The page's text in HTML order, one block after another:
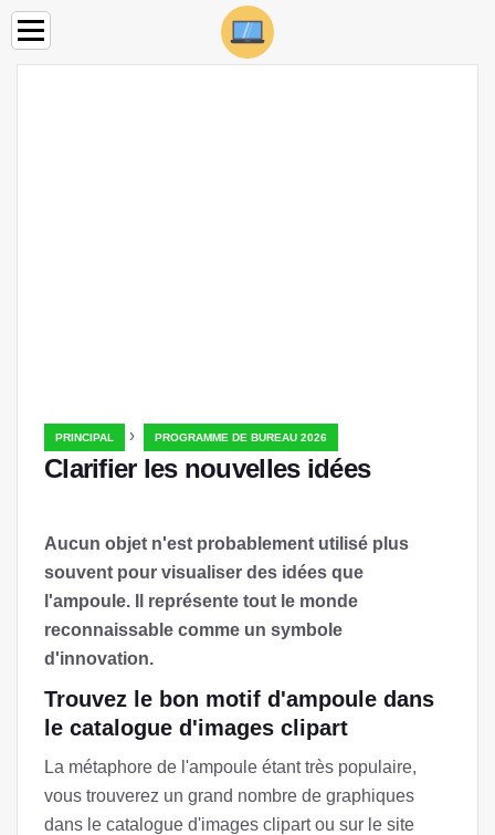
PRINCIPAL › PROGRAMME DE BUREAU 2026
Clarifier les nouvelles idées
Aucun objet n'est probablement utilisé plus
souvent pour visualiser des idées que
l'ampoule. Il représente tout le monde
reconnaissable comme un symbole
d'innovation.
Trouvez le bon motif d'ampoule dans
le catalogue d'images clipart
La métaphore de l'ampoule étant très populaire,
vous trouverez un grand nombre de graphiques
dans le catalogue d'images clipart ou sur le site